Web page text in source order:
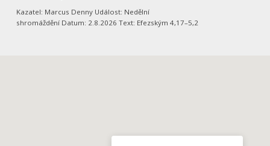
Kazatel: Marcus Denny Událost: Nedělní
shromáždění Datum: 2.8.2026 Text: Efezským 4,17–5,2